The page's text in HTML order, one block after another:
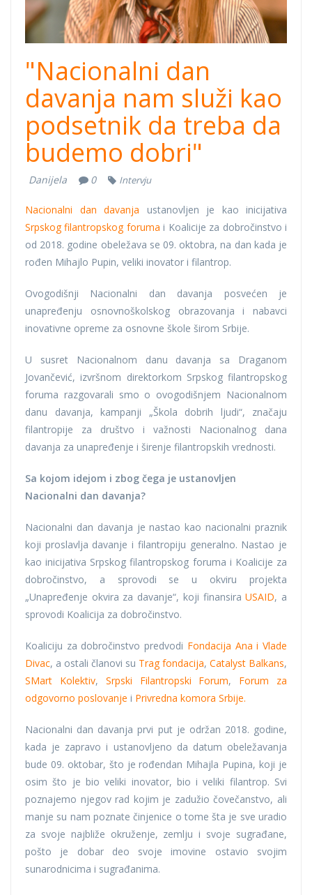
"Nacionalni dan
davanja nam služi kao
podsetnik da treba da
budemo dobri"
Danijela 0 Intervju
Nacionalni dan davanja ustanovljen je kao inicijativa
Srpskog filantropskog foruma i Koalicije za dobročinstvo i
od 2018. godine obeležava se 09. oktobra, na dan kada je
rođen Mihajlo Pupin, veliki inovator i filantrop.
Ovogodišnji Nacionalni dan davanja posvećen je
unapređenju osnovnoškolskog obrazovanja i nabavci
inovativne opreme za osnovne škole širom Srbije.
U susret Nacionalnom danu davanja sa Draganom
Jovančević, izvršnom direktorkom Srpskog filantropskog
foruma razgovarali smo o ovogodišnjem Nacionalnom
danu davanja, kampanji „Škola dobrih ljudi“, značaju
filantropije za društvo i važnosti Nacionalnog dana
davanja za unapređenje i širenje filantropskih vrednosti.
Sa kojom idejom i zbog čega je ustanovljen
Nacionalni dan davanja?
Nacionalni dan davanja je nastao kao nacionalni praznik
koji proslavlja davanje i filantropiju generalno. Nastao je
kao inicijativa Srpskog filantropskog foruma i Koalicije za
dobročinstvo, a sprovodi se u okviru projekta
„Unapređenje okvira za davanje“, koji finansiraUSAID, a
sprovodi Koalicija za dobročinstvo.
Koaliciju za dobročinstvo predvodi Fondacija Ana i Vlade
Divac, a ostali članovi su Trag fondacija, Catalyst Balkans,
SMart Kolektiv, Srpski Filantropski Forum, Forum za
odgovorno poslovanje i Privredna komora Srbije.
Nacionalni dan davanja prvi put je održan 2018. godine,
kada je zapravo i ustanovljeno da datum obeležavanja
bude 09. oktobar, što je rođendan Mihajla Pupina, koji je
osim što je bio veliki inovator, bio i veliki filantrop. Svi
poznajemo njegov rad kojim je zadužio čovečanstvo, ali
manje su nam poznate činjenice o tome šta je sve uradio
za svoje najbliže okruženje, zemlju i svoje sugrađane,
pošto je dobar deo svoje imovine ostavio svojim
sunarodnicima i sugrađanima.